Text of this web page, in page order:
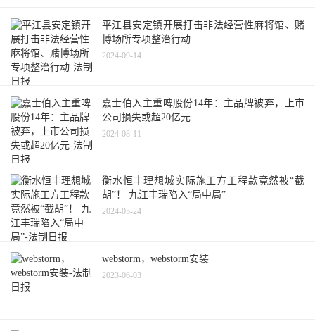
平江县安定镇开展打击非法经营性麻将馆、赌
博场所专项整治行动
2024-09-14
嘉士伯入主重啤股份14年：主品牌被弃，上市
公司损失或超20亿元
2024-08-11
衡水恒丰理想城实际施工方工程款竟然被“截
胡”！ 九江丰瑞陷入“局中局”
2024-05-24
webstorm，webstorm安装
2023-06-03